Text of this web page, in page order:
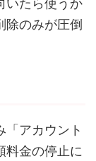
いたら使うか
除のみが圧倒
「アカウント
料金の停止に